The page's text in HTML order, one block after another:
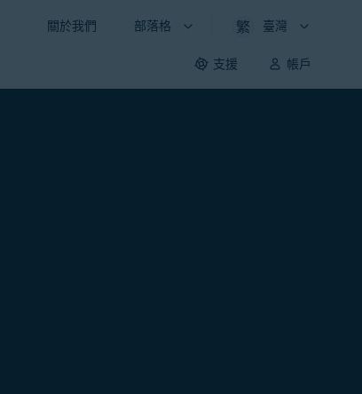
關於我們 部落格 臺灣
支援 帳戶